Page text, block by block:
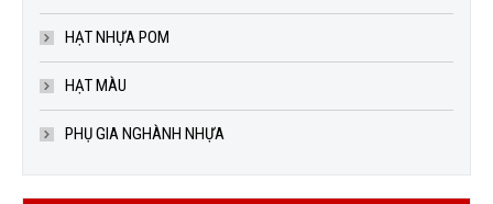
HẠT NHỰA POM
HẠT MÀU
PHỤ GIA NGHÀNH NHỰA